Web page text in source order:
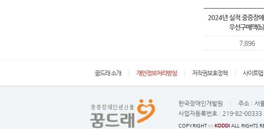
2024년 실적 중증장
우선구매액(b)
7,896
꿈드래 소개 개인정보처리방침 저작권보호정책 사이트맵
한국장애인개발원 주소 : 서
사업자등록번호 : 219-82-00333
COPYRIGHT ⓒ KODDI ALL RIGHTS